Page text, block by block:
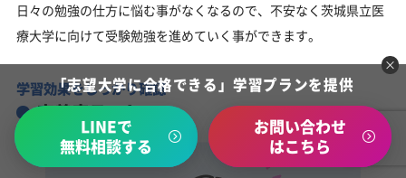
日々の勉強の仕方に悩む事がなくなるので、不安なく茨城県立医
療大学に向けて受験勉強を進めていく事ができます。
学習効果をしっかり確認
定着度テスト
「志望大学に合格できる」学習プランを提供
LINEで
無料相談する
お問い合わせ
はこちら